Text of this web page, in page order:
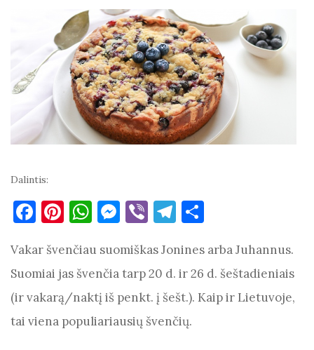
Dalintis:
F
c
e
b
o
Pi
er
es
t
W
at
s
A
p
M
se
n
g
er
Vi
er
T
e
gr
a
m
ar
e
Vakar švenčiau suomiškas Jonines arba Juhannus.
Suomiai jas švenčia tarp 20 d. ir 26 d. šeštadieniais
(ir vakarą/naktį iš penkt. į šešt.). Kaip ir Lietuvoje,
tai viena populiariausių švenčių.